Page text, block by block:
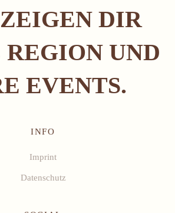
DIR
UND
EVENTS.
INFO
Imprint
Datenschutz